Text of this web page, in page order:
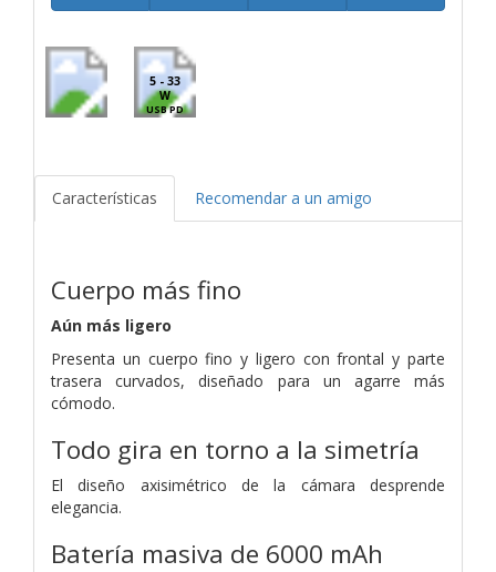
5 - 33
W
USB PD
Características Recomendar a un amigo
Cuerpo más fino
Aún más ligero
Presenta un cuerpo fino y ligero con frontal y parte
trasera curvados, diseñado para un agarre más
cómodo.
Todo gira en torno a la simetría
El diseño axisimétrico de la cámara desprende
elegancia.
Batería masiva de 6000 mAh